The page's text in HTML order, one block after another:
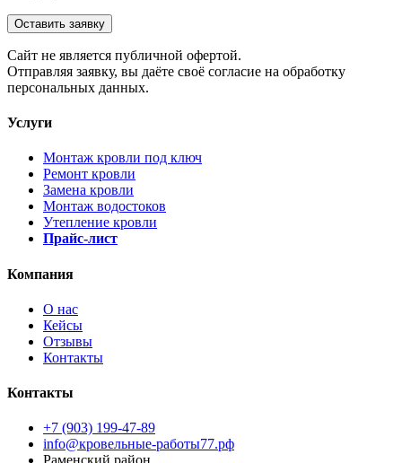
Оставить заявку
Cайт не является публичной офертой.
Отправляя заявку, вы даёте своё согласие на обработку
персональных данных.
Услуги
Монтаж кровли под ключ
Ремонт кровли
Замена кровли
Монтаж водостоков
Утепление кровли
Прайс-лист
Компания
О нас
Кейсы
Отзывы
Контакты
Контакты
+7 (903) 199-47-89
info@кровельные-работы77.рф